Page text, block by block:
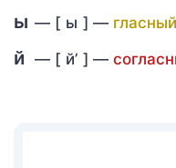
ы — [ ы ] — гласный
й — [ й’ ] —